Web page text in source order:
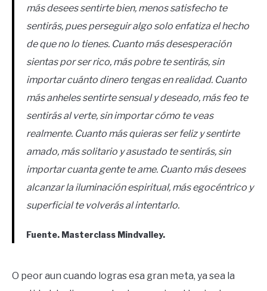
más desees sentirte bien, menos satisfecho te
sentirás, pues perseguir algo solo enfatiza el hecho
de que no lo tienes. Cuanto más desesperación
sientas por ser rico, más pobre te sentirás, sin
importar cuánto dinero tengas en realidad. Cuanto
más anheles sentirte sensual y deseado, más feo te
sentirás al verte, sin importar cómo te veas
realmente. Cuanto más quieras ser feliz y sentirte
amado, más solitario y asustado te sentirás, sin
importar cuanta gente te ame. Cuanto más desees
alcanzar la iluminación espiritual, más egocéntrico y
superficial te volverás al intentarlo.
Fuente. Masterclass Mindvalley.
O peor aun cuando logras esa gran meta, ya sea la